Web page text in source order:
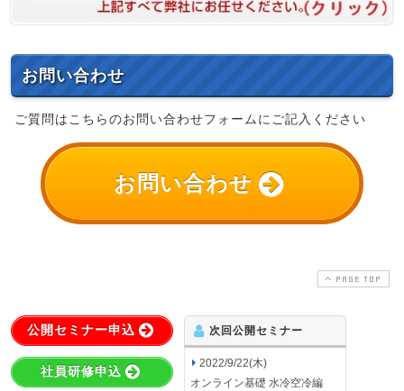
お問い合わせ
ご質問はこちらのお問い合わせフォームにご記入ください
お問い合わせ
PAGE TOP
公開セミナー申込
社員研修申込
次回公開セミナー
2022/9/22(木)
オンライン基礎 水冷空冷編